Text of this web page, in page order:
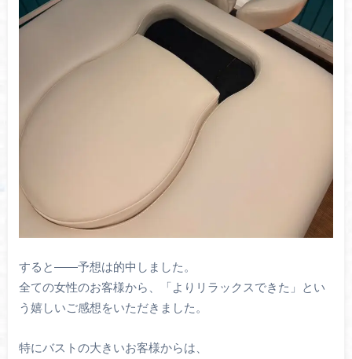
すると――予想は的中しました。
全ての女性のお客様から、「よりリラックスできた」
とい
う嬉しいご感想をいただきました。
特にバストの大きいお客様からは、